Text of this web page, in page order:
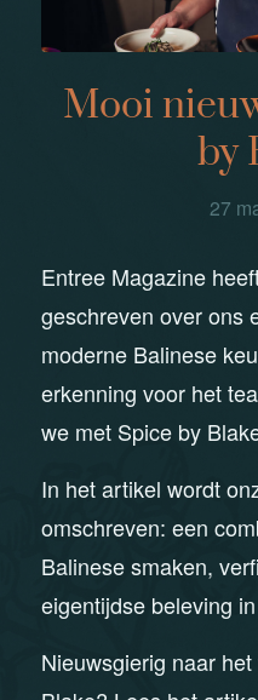
Mooi
by
27
Entree Magazine
geschreven over ons
moderne Balinese
erkenning voor het
we met Spice by
In het artikel wordt
omschreven: een
Balinese smaken,
eigentijdse beleving
Nieuwsgierig naar